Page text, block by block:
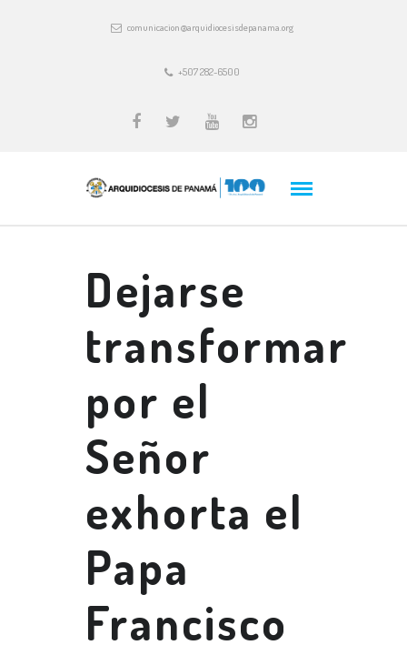
comunicacion@arquidiocesisdepanama.org
+507 282-6500
Dejarse
transformar
por el
Señor
exhorta el
Papa
Francisco